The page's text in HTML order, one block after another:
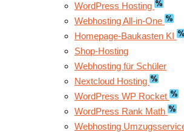
WordPress Hosting
Webhosting All-in-One
Homepage-Baukasten KI
Shop-Hosting
Webhosting für Schüler
Nextcloud Hosting
WordPress WP Rocket
WordPress Rank Math
Webhosting